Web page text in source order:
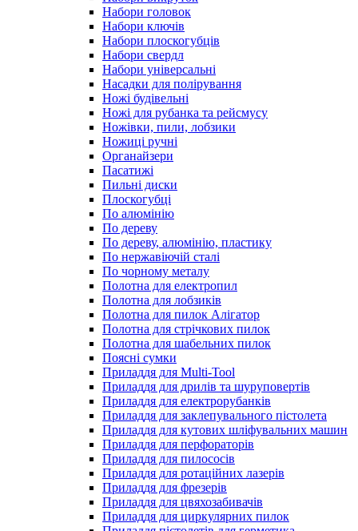
Набори головок
Набори ключів
Набори плоскогубців
Набори свердл
Набори універсальні
Насадки для полірування
Ножі будівельні
Ножі для рубанка та рейсмусу
Ножівки, пили, лобзики
Ножиці ручні
Органайзери
Пасатижі
Пильні диски
Плоскогубці
По алюмінію
По дереву
По дереву, алюмінію, пластику
По нержавіючій сталі
По чорному металу
Полотна для електропил
Полотна для лобзиків
Полотна для пилок Алігатор
Полотна для стрічкових пилок
Полотна для шабельних пилок
Поясні сумки
Приладдя для Multi-Tool
Приладдя для дрилів та шуруповертів
Приладдя для електрорубанків
Приладдя для заклепувального пістолета
Приладдя для кутових шліфувальних машин
Приладдя для перфораторів
Приладдя для пилососів
Приладдя для ротаційних лазерів
Приладдя для фрезерів
Приладдя для цвяхозабивачів
Приладдя для циркулярних пилок